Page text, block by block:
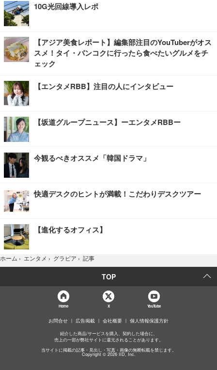
10G光回線導入レポ
【アジア美食レポート】編集部注目のYouTuberがオス
スメ！タイ・バンコクに行ったら食べたいグルメをチ
ェック
【エンタメRBB】注目の人にインタビュー
【坂道グループニュース】ーエンタメRBBー
今観るべきオススメ「韓国ドラマ」
快適デスクのヒントが満載！こだわりデスクツアー
【進化するオフィス】
ホーム › エンタメ › グラビア › 記事
TOP
Home X YouTube
お問合せ 広告掲載 会社概要 個人情報保護方針
紹介した商品/サービスを購入、契約した場合に、
売上の一部が弊社サイトに還元されることがあります。
当サイトに掲載の記事・見出し・写真・画像の無断転載を禁じます。
Copyright © 2026 IID, Inc.